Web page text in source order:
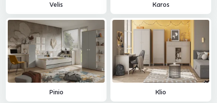
Velis Karos
Pinio Klio